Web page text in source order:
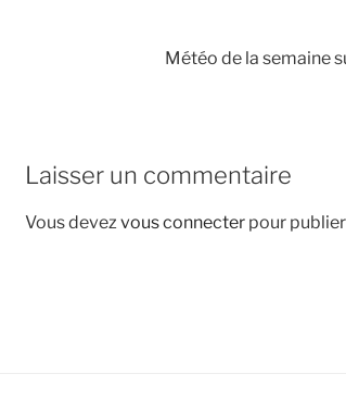
Météo de la semaine
Laisser un commentaire
Vous devez vous connecterpour